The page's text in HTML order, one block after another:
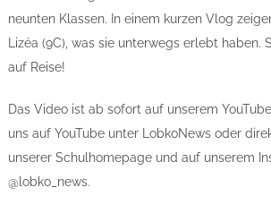
neunten Klassen. In einem kurzen Vlog
Lizéa (9C), was sie unterwegs erlebt
auf Reise!
Das Video ist ab sofort auf unserem
uns auf YouTube unter LobkoNews oder
unserer Schulhomepage und auf unserem
@lobko_news.